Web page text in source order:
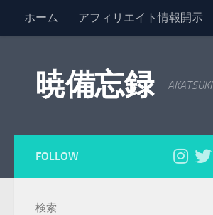
コンテンツへスキップ
ホーム アフィリエイト情報開示
暁備忘録
FOLLOW
検索